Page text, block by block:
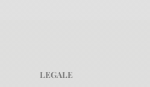
LEGALE